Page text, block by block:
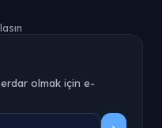
olmak için e-